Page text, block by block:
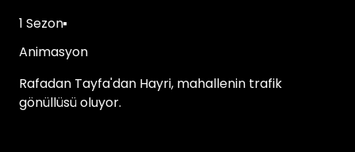
1 Sezon
Animasyon
Rafadan Tayfa'dan Hayri, mahallenin trafik
gönüllüsü oluyor.